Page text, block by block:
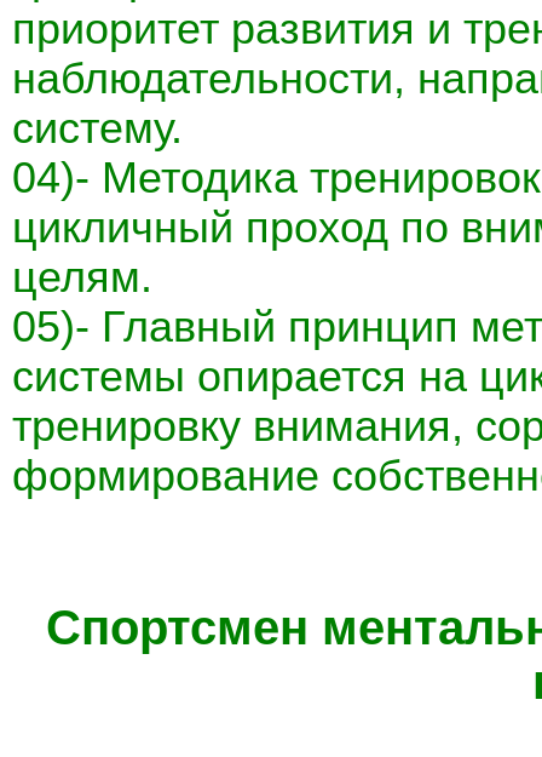
приоритет развития и
наблюдательности,
систему.
04)- Методика
цикличный проход по
целям.
05)- Главный принцип
системы опирается на
тренировку внимания,
формирование
Спортсмен